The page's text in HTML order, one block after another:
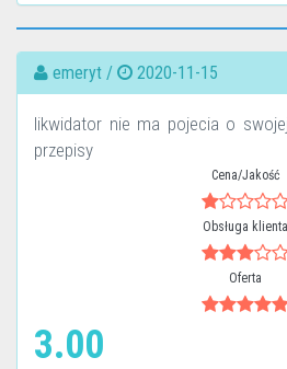
emeryt / 2020-11-15
likwidator nie ma pojecia o
przepisy
Cena/Jakość
Obsługa klienta
Oferta
3.00